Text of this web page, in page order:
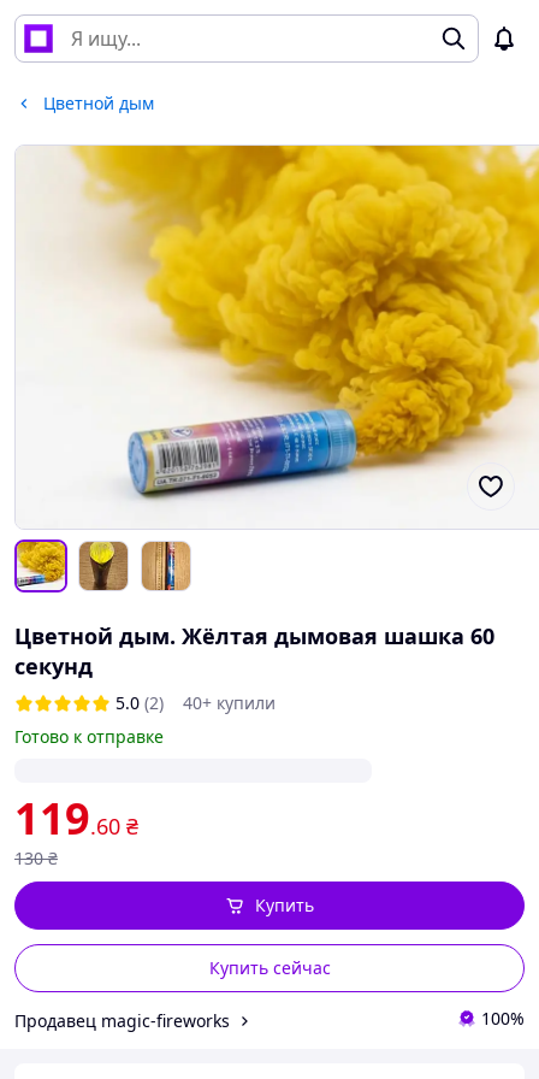
Цветной дым
Цветной дым. Жёлтая дымовая шашка 60
секунд
5.0 (2)
40+ купили
Готово к отправке
119.60 ₴
130 ₴
Купить сейчас
Купить
Продавец magic-fireworks 100%